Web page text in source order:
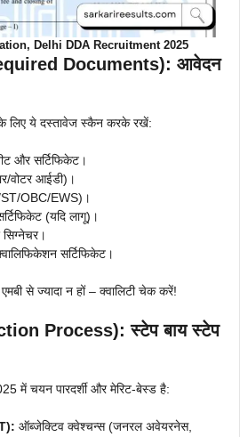
Delhi DDA Recruitment 2025
Documents): आवेदन
लिए ये दस्तावेज स्कैन करके रखें:
और सर्टिफिकेट।
वोटर आईडी)।
ST/OBC/EWS)।
(यदि लागू)।
सिग्नेचर।
सर्टिफिकेट।
से ज्यादा न हों – क्वालिटी चेक करें!
Process): स्टेप बाय स्टेप
में चयन पारदर्शी और मेरिट-बेस्ड है:
ऑब्जेक्टिव क्वेश्चन्स (जनरल अवेयरनेस,